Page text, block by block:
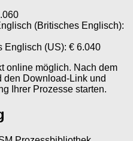
(Britisches Englisch):
Englisch (US): € 6.040
online möglich. Nach dem
den Download-Link und
Ihrer Prozesse starten.